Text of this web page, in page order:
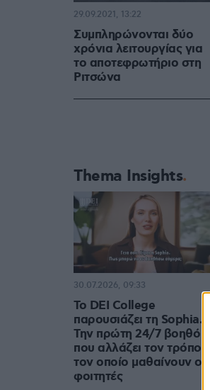
Συμπληρώνονται δύο
χρόνια λειτουργίας για
το αποτεφρωτήριο στη
Ριτσώνα
29.09.2021, 13:22
Thema Insights
Το DEI College
παρουσιάζει τη Sophia.
Την πρώτη 24/7 βοηθό AI
που αλλάζει τον τρόπο με
τον οποίο μαθαίνουν οι
φοιτητές
30.07.2026, 09:33